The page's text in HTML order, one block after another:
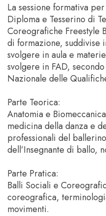
La sessione formativa
Diploma e Tesserino di
Coreografiche Freestyle
di formazione, suddivise
svolgere in aula e
svolgere in FAD,
Nazionale delle
Parte Teorica:
Anatomia e
medicina della danza e
professionali del
dell’Insegnante di ballo,
Parte Pratica:
Balli Sociali e
coreografica,
movimenti.